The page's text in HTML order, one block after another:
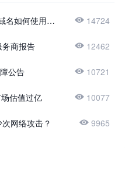
NameCheap注册的域名如何使用51DNS？ 14724
商报告 12462
公告 10721
估值过亿 10077
网络攻击？ 9965